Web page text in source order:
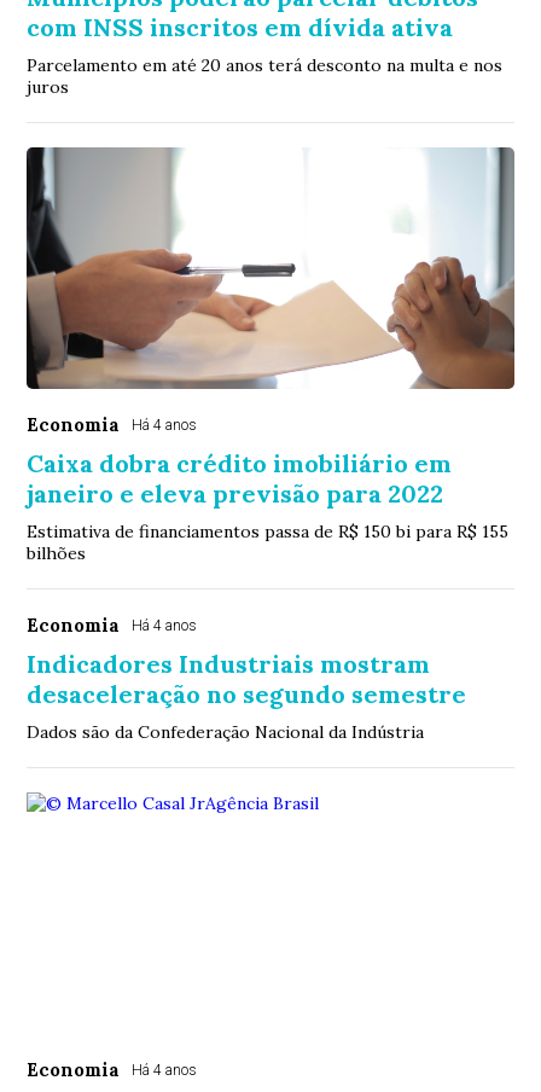
com INSS inscritos em dívida ativa
Parcelamento em até 20 anos terá desconto na multa e nos
juros
Economia Há 4 anos
Caixa dobra crédito imobiliário em
janeiro e eleva previsão para 2022
Estimativa de financiamentos passa de R$ 150 bi para R$ 155
bilhões
Economia Há 4 anos
Indicadores Industriais mostram
desaceleração no segundo semestre
Dados são da Confederação Nacional da Indústria
Economia Há 4 anos